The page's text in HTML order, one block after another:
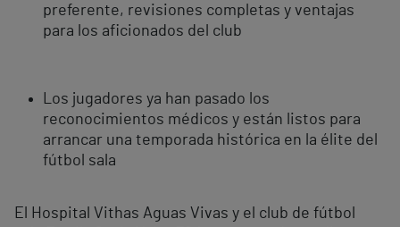
preferente, revisiones completas y ventajas
para los aficionados del club
Los jugadores ya han pasado los
reconocimientos médicos y están listos para
arrancar una temporada histórica en la élite del
fútbol sala
El Hospital Vithas Aguas Vivas y el club de fútbol